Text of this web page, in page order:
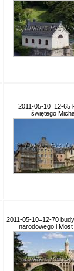
2011-05-10=12-65
świętego
2011-05-10=12-70
narodowego i Most